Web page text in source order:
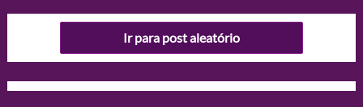
Ir para post aleatório